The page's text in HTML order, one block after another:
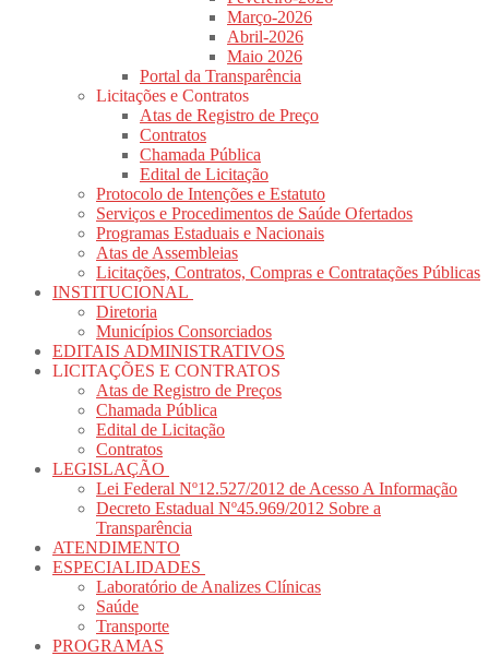
Março-2026
Abril-2026
Maio 2026
Portal da Transparência
Licitações e Contratos
Atas de Registro de Preço
Contratos
Chamada Pública
Edital de Licitação
Protocolo de Intenções e Estatuto
Serviços e Procedimentos de Saúde Ofertados
Programas Estaduais e Nacionais
Atas de Assembleias
Licitações, Contratos, Compras e Contratações Públicas
INSTITUCIONAL
Diretoria
Municípios Consorciados
EDITAIS ADMINISTRATIVOS
LICITAÇÕES E CONTRATOS
Atas de Registro de Preços
Chamada Pública
Edital de Licitação
Contratos
LEGISLAÇÃO
Lei Federal Nº12.527/2012 de Acesso A Informação
Decreto Estadual Nº45.969/2012 Sobre a
Transparência
ATENDIMENTO
ESPECIALIDADES
Laboratório de Analizes Clínicas
Saúde
Transporte
PROGRAMAS